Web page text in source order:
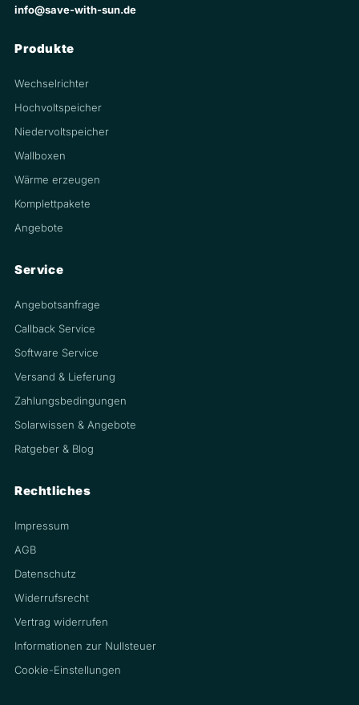
info@save-with-sun.de
Produkte
Wechselrichter
Hochvoltspeicher
Niedervoltspeicher
Wallboxen
Wärme erzeugen
Komplettpakete
Angebote
Service
Angebotsanfrage
Callback Service
Software Service
Versand & Lieferung
Zahlungsbedingungen
Solarwissen & Angebote
Ratgeber & Blog
Rechtliches
Impressum
AGB
Datenschutz
Widerrufsrecht
Vertrag widerrufen
Informationen zur Nullsteuer
Cookie-Einstellungen